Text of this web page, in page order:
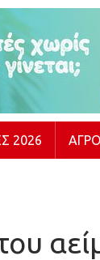
2026